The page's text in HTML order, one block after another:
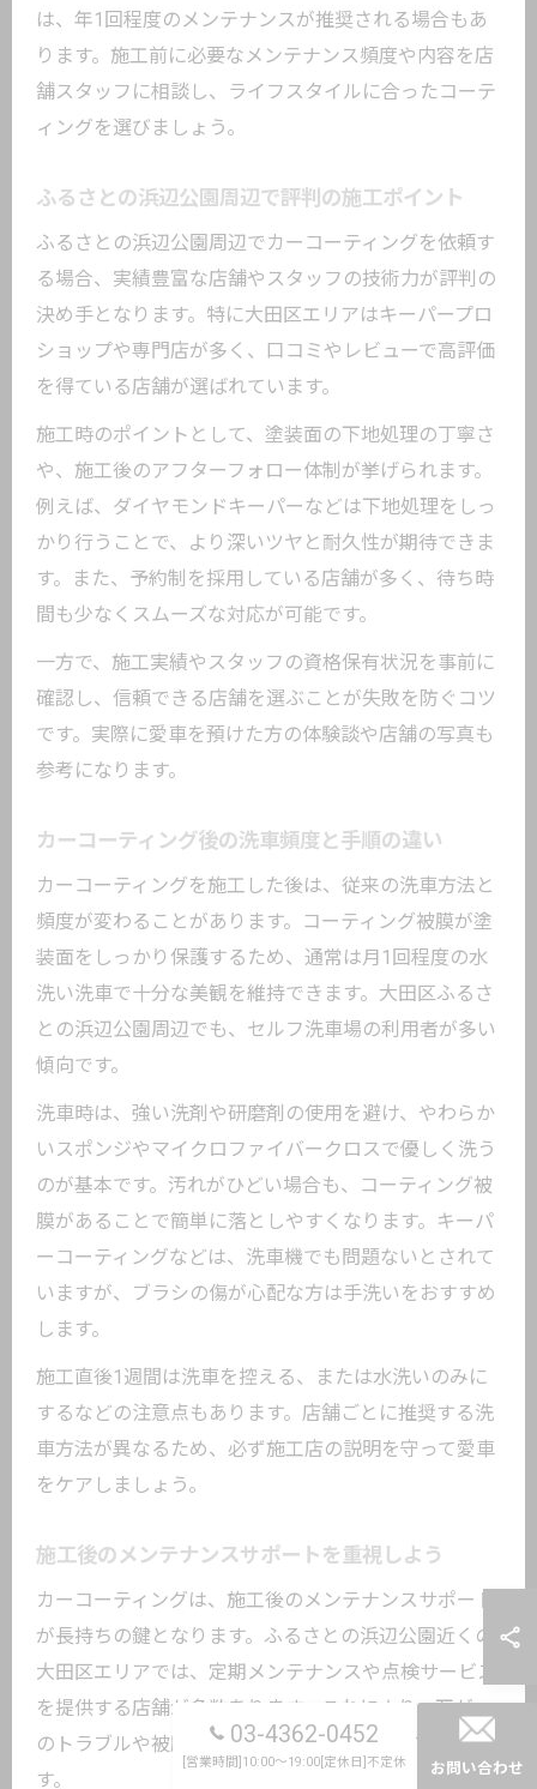
は、年1回程度のメンテナンスが推奨される場合もあ
ります。施工前に必要なメンテナンス頻度や内容を店
舗スタッフに相談し、ライフスタイルに合ったコーテ
ィングを選びましょう。
ふるさとの浜辺公園周辺で評判の施工ポイント
ふるさとの浜辺公園周辺でカーコーティングを依頼す
る場合、実績豊富な店舗やスタッフの技術力が評判の
決め手となります。特に大田区エリアはキーパープロ
ショップや専門店が多く、口コミやレビューで高評価
を得ている店舗が選ばれています。
施工時のポイントとして、塗装面の下地処理の丁寧さ
や、施工後のアフターフォロー体制が挙げられます。
例えば、ダイヤモンドキーパーなどは下地処理をしっ
かり行うことで、より深いツヤと耐久性が期待できま
す。また、予約制を採用している店舗が多く、待ち時
間も少なくスムーズな対応が可能です。
一方で、施工実績やスタッフの資格保有状況を事前に
確認し、信頼できる店舗を選ぶことが失敗を防ぐコツ
です。実際に愛車を預けた方の体験談や店舗の写真も
参考になります。
カーコーティング後の洗車頻度と手順の違い
カーコーティングを施工した後は、従来の洗車方法と
頻度が変わることがあります。コーティング被膜が塗
装面をしっかり保護するため、通常は月1回程度の水
洗い洗車で十分な美観を維持できます。大田区ふるさ
との浜辺公園周辺でも、セルフ洗車場の利用者が多い
傾向です。
洗車時は、強い洗剤や研磨剤の使用を避け、やわらか
いスポンジやマイクロファイバークロスで優しく洗う
のが基本です。汚れがひどい場合も、コーティング被
膜があることで簡単に落としやすくなります。キーパ
ーコーティングなどは、洗車機でも問題ないとされて
いますが、ブラシの傷が心配な方は手洗いをおすすめ
します。
施工直後1週間は洗車を控える、または水洗いのみに
するなどの注意点もあります。店舗ごとに推奨する洗
車方法が異なるため、必ず施工店の説明を守って愛車
をケアしましょう。
施工後のメンテナンスサポートを重視しよう
カーコーティングは、施工後のメンテナンスサポート
が長持ちの鍵となります。ふるさとの浜辺公園近くの
大田区エリアでは、定期メンテナンスや点検サービス
を提供する店舗が多数あります。これにより、万が一
のトラブルや被膜の劣化にも迅速に対応してもらえま
す。
03-4362-0452
[営業時間]10:00～19:00[定休日]不定休 お問い合わせ